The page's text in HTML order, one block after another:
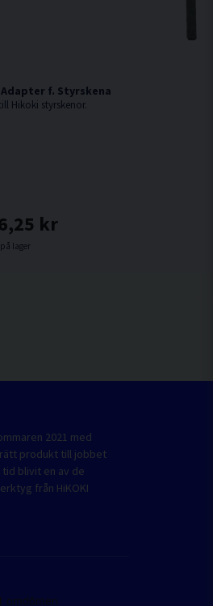
Adapter f. Styrskena
Hikoki styrskenor.
kr
lager
2021 med
produkt till jobbet
blivit en av de
från HiKOKI